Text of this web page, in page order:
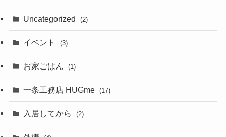
Uncategorized (2)
イベント (3)
お家ごはん (1)
一条工務店 HUGme (17)
入居してから (2)